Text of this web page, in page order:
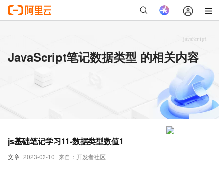
JavaScript笔记数据类型 的相关内容
文章 2023-02-10 来自：开发者社区
js基础笔记学习11-数据类型数值1